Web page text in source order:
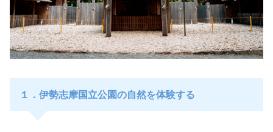
１．伊勢志摩国立公園の自然を体験する